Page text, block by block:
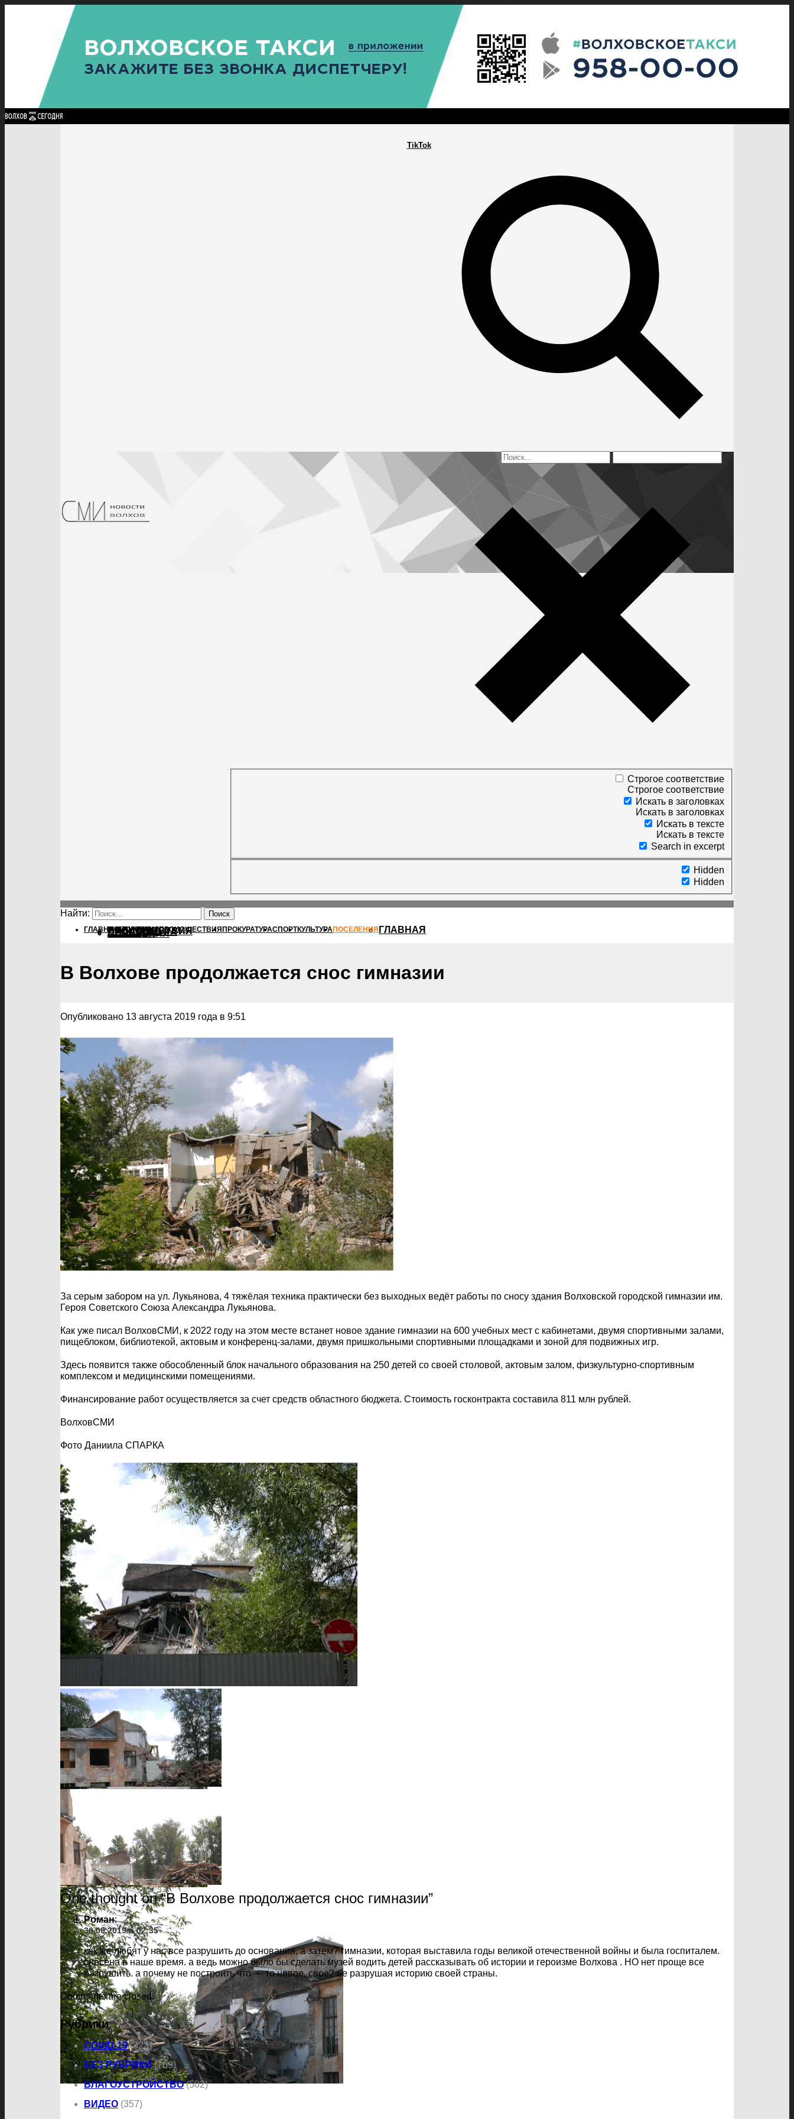
TikTok
Строгое соответствие
Строгое соответствие
Искать в заголовках
Искать в заголовках
Искать в тексте
Искать в тексте
Search in excerpt
Hidden
Hidden
Найти:
ГЛАВНАЯПОЛИТИКАПРОИСШЕСТВИЯ ПРОКУРАТУРАСПОРТКУЛЬТУРАПОСЕЛЕНИЯ ГЛАВНАЯ
ПОЛИТИКА
ПРОИСШЕСТВИЯ
ПРОКУРАТУРА
СПОРТ
КУЛЬТУРА
ПОСЕЛЕНИЯ
ГЛАВНАЯ ПОЛИТИКАПРОИСШЕСТВИЯПРОКУРАТУРА СПОРТ КУЛЬТУРАПОСЕЛЕНИЯ ГЛАВНАЯ
ПОЛИТИКА
КУЛЬТУРА
ПОСЕЛЕНИЯ
В Волхове продолжается снос гимназии
Опубликовано 13 августа 2019 года в 9:51
За серым забором на ул. Лукьянова, 4 тяжёлая техника практически без выходных ведёт работы по сносу здания Волховской городской гимназии им.
Героя Советского Союза Александра Лукьянова.
Как уже писал ВолховСМИ, к 2022 году на этом месте встанет новое здание гимназии на 600 учебных мест с кабинетами, двумя спортивными залами,
пищеблоком, библиотекой, актовым и конференц-залами, двумя пришкольными спортивными площадками и зоной для подвижных игр.
Здесь появится также обособленный блок начального образования на 250 детей со своей столовой, актовым залом, физкультурно-спортивным
комплексом и медицинскими помещениями.
Финансирование работ осуществляется за счет средств областного бюджета. Стоимость госконтракта составила 811 млн рублей.
ВолховСМИ
Фото Даниила СПАРКА
One thought on “В Волхове продолжается снос гимназии”
Роман:
30.09.2019 в 02:35
как же любят у нас все разрушить до основания, а затем? гимназии, которая выставила годы великой отечественной войны и была госпиталем.
снесена в наше время. а ведь можно было бы сделать музей водить детей рассказывать об истории и героизме Волхова . НО нет проще все
разрушить. а почему не построить что — то новое, свое? не разрушая историю своей страны.
Comments are closed.
Рубрики
COVID-19(323)
БЕЗ РУБРИКИ(769)
БЛАГОУСТРОЙСТВО(502)
ВИДЕО (357)